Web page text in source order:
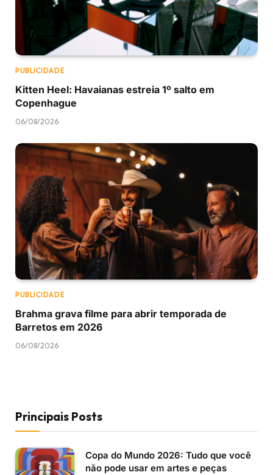
PUBLICIDADE
Kitten Heel: Havaianas estreia 1º salto em
Copenhague
06/08/2026
PUBLICIDADE
Brahma grava filme para abrir temporada de
Barretos em 2026
06/08/2026
Principais Posts
Copa do Mundo 2026: Tudo que você
não pode usar em artes e peças